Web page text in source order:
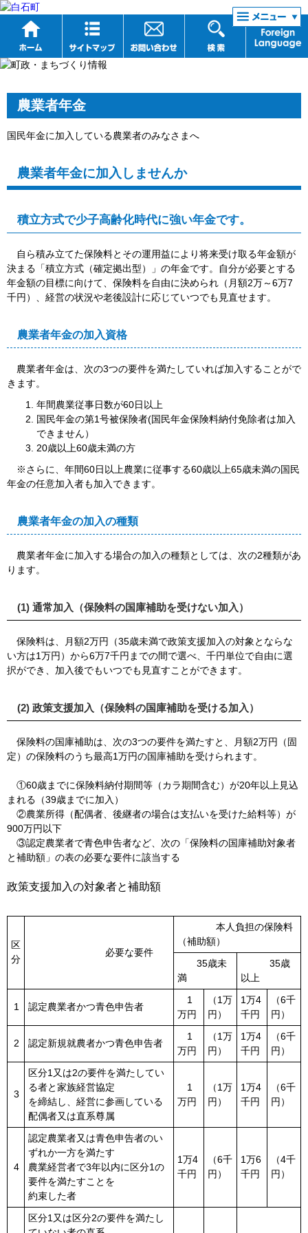
リンク集
農業者年金
国民年金に加入している農業者のみなさまへ
農業者年金に加入しませんか
積立方式で少子高齢化時代に強い年金です。
自ら積み立てた保険料とその運用益により将来受け取る年金額が
決まる「積立方式（確定拠出型）」の年金です。自分が必要とする
年金額の目標に向けて、保険料を自由に決められ（月額2万～6万7
千円）、経営の状況や老後設計に応じていつでも見直せます。
農業者年金の加入資格
農業者年金は、次の3つの要件を満たしていれば加入することがで
きます。
年間農業従事日数が60日以上
国民年金の第1号被保険者(国民年金保険料納付免除者は加入
できません）
20歳以上60歳未満の方
※さらに、年間60日以上農業に従事する60歳以上65歳未満の国民
年金の任意加入者も加入できます。
農業者年金の加入の種類
農業者年金に加入する場合の加入の種類としては、次の2種類があ
ります。
(1) 通常加入（保険料の国庫補助を受けない加入）
保険料は、月額2万円（35歳未満で政策支援加入の対象とならな
い方は1万円）から6万7千円までの間で選べ、千円単位で自由に選
択ができ、加入後でもいつでも見直すことができます。
(2) 政策支援加入（保険料の国庫補助を受ける加入）
保険料の国庫補助は、次の3つの要件を満たすと、月額2万円（固
定）の保険料のうち最高1万円の国庫補助を受けられます。
①60歳までに保険料納付期間等（カラ期間含む）が20年以上見込
まれる（39歳までに加入）
②農業所得（配偶者、後継者の場合は支払いを受けた給料等）が
900万円以下
③認定農業者で青色申告者など、次の「保険料の国庫補助対象者
と補助額」の表の必要な要件に該当する
政策支援加入の対象者と補助額
区
分
必要な要件
本人負担の保険料
（補助額）
35歳未
満
35歳
以上
1 認定農業者かつ青色申告者
1
万円
（1万
円）
1万4
千円
（6千
円）
2 認定新規就農者かつ青色申告者
1
万円
（1万
円）
1万4
千円
（6千
円）
3
区分1又は2の要件を満たしてい
る者と家族経営協定
を締結し、経営に参画している
配偶者又は直系尊属
1
万円
（1万
円）
1万4
千円
（6千
円）
4
認定農業者又は青色申告者のい
ずれか一方を満たす
農業経営者で3年以内に区分1の
要件を満たすことを
約束した者
1万4
千円
（6千
円）
1万6
千円
（4千
円）
区分1又は区分2の要件を満たし